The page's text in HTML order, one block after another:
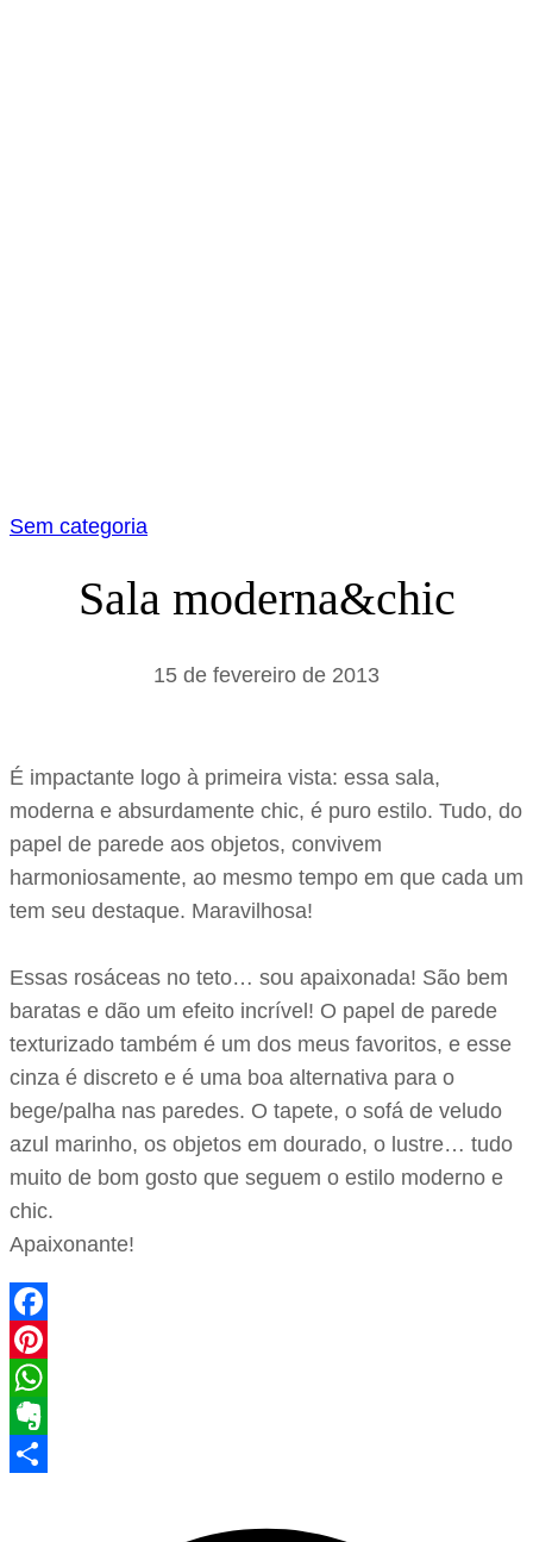
Sem categoria
Sala moderna&chic
15 de fevereiro de 2013
É impactante logo à primeira vista: essa sala,
moderna e absurdamente chic, é puro estilo. Tudo, do
papel de parede aos objetos, convivem
harmoniosamente, ao mesmo tempo em que cada um
tem seu destaque. Maravilhosa!
Essas rosáceas no teto… sou apaixonada! São bem
baratas e dão um efeito incrível! O papel de parede
texturizado também é um dos meus favoritos, e esse
cinza é discreto e é uma boa alternativa para o
bege/palha nas paredes. O tapete, o sofá de veludo
azul marinho, os objetos em dourado, o lustre… tudo
muito de bom gosto que seguem o estilo moderno e
chic.
Apaixonante!
Facebook
Pinterest
WhatsApp
Evernote